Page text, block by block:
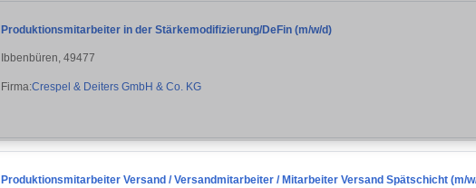
Produktionsmitarbeiter in der Stärkemodifizierung/DeFin (m/w/d)
Ibbenbüren, 49477
Firma:Crespel & Deiters GmbH & Co. KG
Produktionsmitarbeiter Versand / Versandmitarbeiter / Mitarbeiter Versand Spätschicht (m/